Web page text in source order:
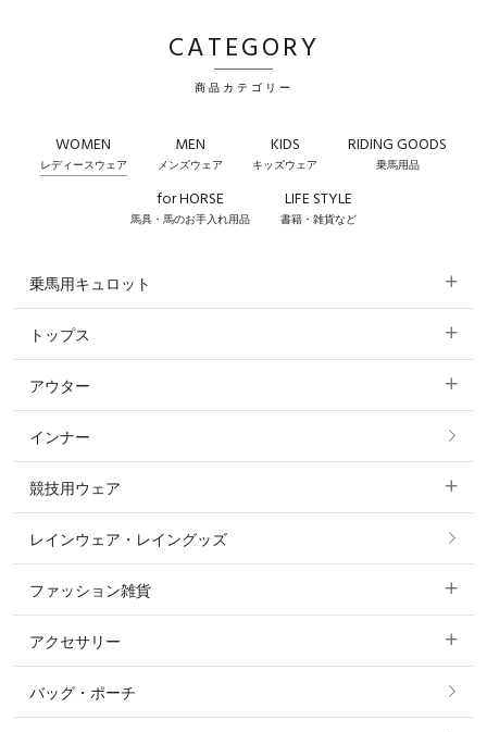
CATEGORY
商品カテゴリー
WOMEN
レディースウェア
MEN
メンズウェア
KIDS
キッズウェア
RIDING GOODS
乗馬用品
for HORSE
馬具・馬のお手入れ用品
LIFE STYLE
書籍・雑貨など
乗馬用キュロット
すべてのキュロット
フルグリップ・尻革 キュロット
ニーグリップ・膝革 キュロット
トップス
すべてのトップス
ポロシャツ
カットソー・Tシャツ・タンクトップ
パーカー・トレーナー・スウェット
ニット・セーター
シャツ・ブラウス・ワンピース
アウター
すべてのアウター
コート
ジャケット・ブルゾン
その他 アウター
インナー
競技用ウェア
すべての競技用ウェア
ショージャケット
ショーシャツ
レインウェア・レイングッズ
ファッション雑貨
すべてのファッション雑貨
ソックス
アクセサリー
すべてのアクセサリー
バッグ・ポーチ